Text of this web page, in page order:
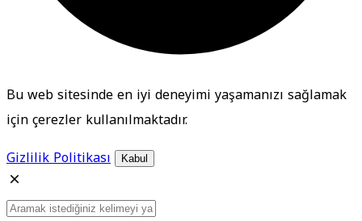
Bu web sitesinde en iyi deneyimi yaşamanızı sağlamak
için çerezler kullanılmaktadır.
Gizlilik Politikası
Kabul